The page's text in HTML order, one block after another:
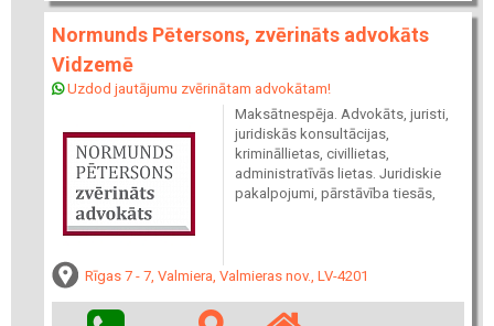
Normunds Pētersons, zvērināts advokāts
Vidzemē
Uzdod jautājumu zvērinātam advokātam!
Maksātnespēja. Advokāts, juristi,
juridiskās konsultācijas,
krimināllietas, civillietas,
administratīvās lietas. Juridiskie
pakalpojumi, pārstāvība tiesās,
Rīgas 7 - 7, Valmiera, Valmieras nov., LV-4201